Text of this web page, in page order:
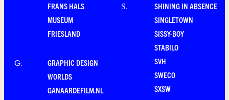
FRANS HALS
MUSEUM
FRIESLAND
G.
GRAPHIC DESIGN
WORLDS
GANAARDEFILM.NL
S.
SHINING IN ABSENCE
SINGLETOWN
SISSY-BOY
STABILO
SVH
SWECO
SXSW